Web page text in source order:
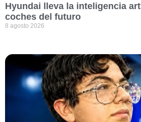
Hyundai lleva la inteligencia
coches del futuro
8 agosto 2026